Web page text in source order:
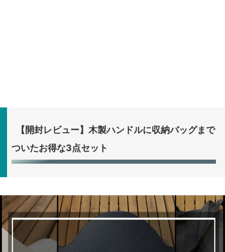
【開封レビュー】木製ハンドルに収納バッグまで
ついたお得な3点セット